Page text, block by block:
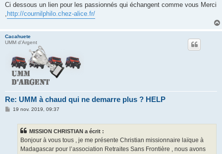
Ci dessous un lien pour les passionnés qui échangent comme vous Merci
, http://cournilphilo.chez-alice.fr/
Cacahuete
UMM d'Argent
Re: UMM à chaud qui ne demarre plus ? HELP
M19 nov. 2019, 09:37
MISSION CHRISTIAN a écrit :
Bonjour à vous tous , je me présente Christian missionnaire laïque à
Madagascar pour l’association Retraites Sans Frontière , nous avons